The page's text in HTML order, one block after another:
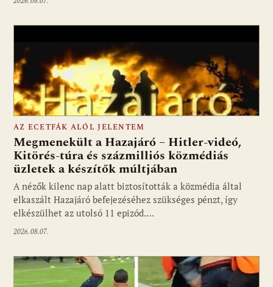
Fotó: media1.hu
AZ ECETFÁK ALÓL JELENTEM
Megmenekült a Hazajáró – Hitler-videó,
Kitörés-túra és százmilliós közmédiás
üzletek a készítők múltjában
A nézők kilenc nap alatt biztosították a közmédia által
elkaszált Hazajáró befejezéséhez szükséges pénzt, így
elkészülhet az utolsó 11 epizód.…
2026.08.07.